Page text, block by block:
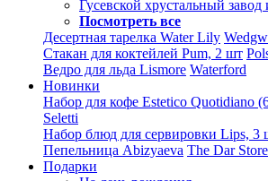
Гусевской хрустальный
Посмотреть все
Десертная тарелка Water Lily
Стакан для коктейлей Pum, 2 шт
Ведро для льда Lismore Waterford
Новинки
Набор для кофе Estetico Quotidiano
Seletti
Набор блюд для сервировки Lips, 3
Пепельница Abizyaeva The Dar
Подарки